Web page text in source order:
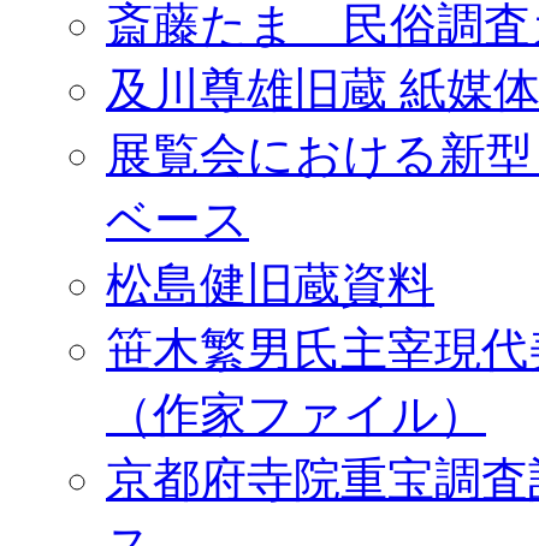
斎藤たま 民俗調査
及川尊雄旧蔵 紙媒
展覧会における新
ベース
松島健旧蔵資料
笹木繁男氏主宰現
（作家ファイル）
京都府寺院重宝調